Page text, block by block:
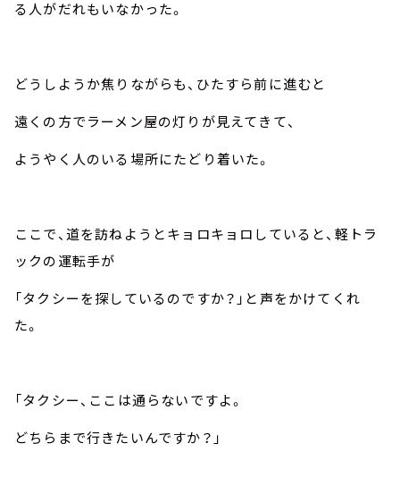
る人がだれもいなかった。
どうしようか焦りながらも、ひたすら前に進むと
遠くの方でラーメン屋の灯りが見えてきて、
ようやく人のいる場所にたどり着いた。
ここで、道を訪ねようとキョロキョロしていると、軽トラ
ックの運転手が
「タクシーを探しているのですか？」と声をかけてくれ
た。
「タクシー、ここは通らないですよ。
どちらまで行きたいんですか？」